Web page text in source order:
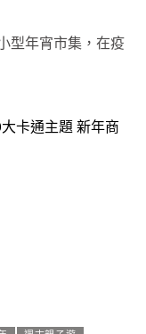
型年宵市集，在疫
卡通主題 新年商